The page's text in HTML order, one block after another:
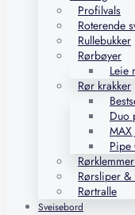
Profilvals
Roterende
Rullebukker
Rørbøyer
Leie
Rør krakker
Duo
MAX
Pipe
Rørsliper &
Rørtralle
Sveisebord